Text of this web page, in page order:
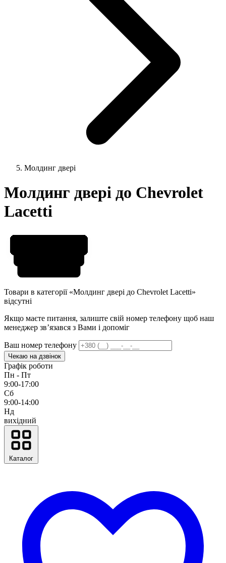
Молдинг двері
Молдинг двері до Chevrolet
Lacetti
Товари в категорії «Молдинг двері до Chevrolet Lacetti»
відсутні
Якщо маєте питання, залиште свій номер телефону щоб наш
менеджер звʼязався з Вами і допоміг
Ваш номер телефону
Чекаю на дзвінок
Графік роботи
Пн - Пт
9:00-17:00
Сб
9:00-14:00
Нд
вихідний
Каталог